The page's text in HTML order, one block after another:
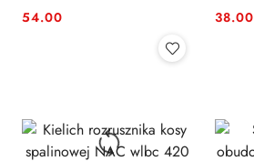
Cena:
54.00 Cena:
38.00